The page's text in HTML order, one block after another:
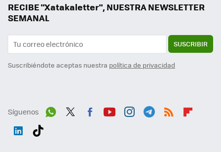
RECIBE "Xatakaletter", NUESTRA NEWSLETTER
SEMANAL
SUSCRIBIR
Suscribiéndote aceptas nuestra política de privacidad
Síguenos